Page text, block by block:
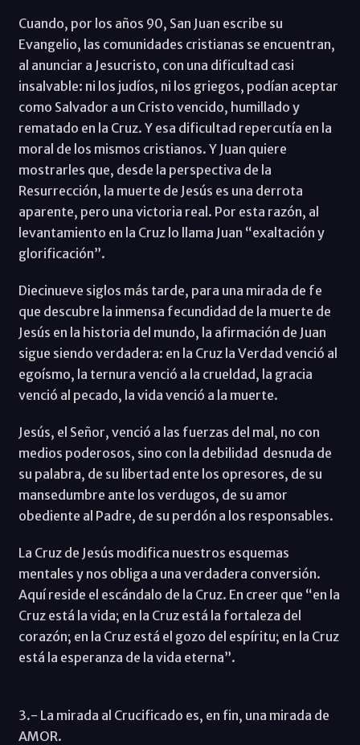
Cuando, por los años 90, San Juan escribe su
Evangelio, las comunidades cristianas se encuentran,
al anunciar a Jesucristo, con una dificultad casi
insalvable: ni los judíos, ni los griegos, podían aceptar
como Salvador a un Cristo vencido, humillado y
rematado en la Cruz. Y esa dificultad repercutía en la
moral de los mismos cristianos. Y Juan quiere
mostrarles que, desde la perspectiva de la
Resurrección, la muerte de Jesús es una derrota
aparente, pero una victoria real. Por esta razón, al
levantamiento en la Cruz lo llama Juan “exaltación y
glorificación”.
Diecinueve siglos más tarde, para una mirada de fe
que descubre la inmensa fecundidad de la muerte de
Jesús en la historia del mundo, la afirmación de Juan
sigue siendo verdadera: en la Cruz la Verdad venció al
egoísmo, la ternura venció a la crueldad, la gracia
venció al pecado, la vida venció a la muerte.
Jesús, el Señor, venció a las fuerzas del mal, no con
medios poderosos, sino con la debilidad desnuda de
su palabra, de su libertad ente los opresores, de su
mansedumbre ante los verdugos, de su amor
obediente al Padre, de su perdón a los responsables.
La Cruz de Jesús modifica nuestros esquemas
mentales y nos obliga a una verdadera conversión.
Aquí reside el escándalo de la Cruz. En creer que “en la
Cruz está la vida; en la Cruz está la fortaleza del
corazón; en la Cruz está el gozo del espíritu; en la Cruz
está la esperanza de la vida eterna”.
3.- La mirada al Crucificado es, en fin, una mirada de
AMOR.